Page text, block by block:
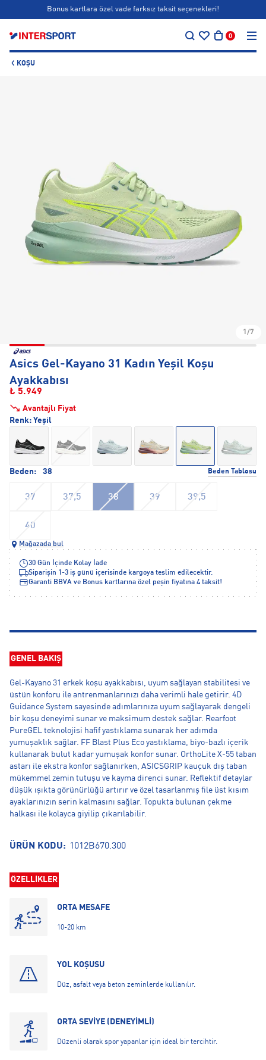
Bonus kartlara özel vade farksız taksit seçenekleri!
0
KOŞU
1/7
Asics Gel-Kayano 31 Kadın Yeşil Koşu
Ayakkabısı
₺ 5.949
Avantajlı Fiyat
Beden: 38 Beden Tablosu
37 37,5 38 39 39,5
40
Renk: Yeşil
Mağazada bul
30 Gün İçinde Kolay İade
Siparişin 1-3 iş günü içerisinde kargoya teslim edilecektir.
Garanti BBVA ve Bonus kartlarına özel peşin fiyatına 4 taksit!
GENEL BAKIŞ
Gel-Kayano 31 erkek koşu ayakkabısı, uyum sağlayan stabilitesi ve
üstün konforu ile antrenmanlarınızı daha verimli hale getirir. 4D
Guidance System sayesinde adımlarınıza uyum sağlayarak dengeli
bir koşu deneyimi sunar ve maksimum destek sağlar. Rearfoot
PureGEL teknolojisi hafif yastıklama sunarak her adımda
yumuşaklık sağlar. FF Blast Plus Eco yastıklama, biyo-bazlı içerik
kullanarak bulut kadar yumuşak konfor sunar. OrthoLite X-55 taban
astarı ile ekstra konfor sağlanırken, ASICSGRIP kauçuk dış taban
mükemmel zemin tutuşu ve kayma direnci sunar. Reflektif detaylar
düşük ışıkta görünürlüğü artırır ve özel tasarlanmış file üst kısım
ayaklarınızın serin kalmasını sağlar. Topukta bulunan çekme
halkası ile kolayca giyilip çıkarılabilir.
ÜRÜN KODU: 1012B670.300
ÖZELLİKLER
ORTA MESAFE
10-20 km
YOL KOŞUSU
Düz, asfalt veya beton zeminlerde kullanılır.
ORTA SEVİYE (DENEYİMLİ)
Düzenli olarak spor yapanlar için ideal bir tercihtir.